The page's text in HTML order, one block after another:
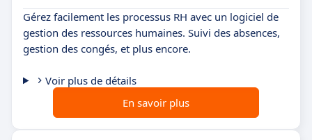
Gérez facilement les processus RH avec un logiciel de
gestion des ressources humaines. Suivi des absences,
gestion des congés, et plus encore.
Voir plus de détails
En savoir plus